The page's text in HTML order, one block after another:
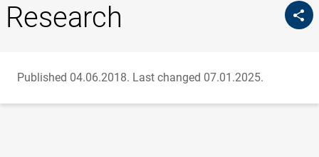
Research
Published 04.06.2018. Last changed 07.01.2025.